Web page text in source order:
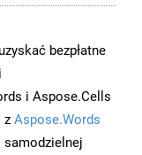
bezpłatne
i Aspose.Cells
z Aspose.Words
samodzielnej